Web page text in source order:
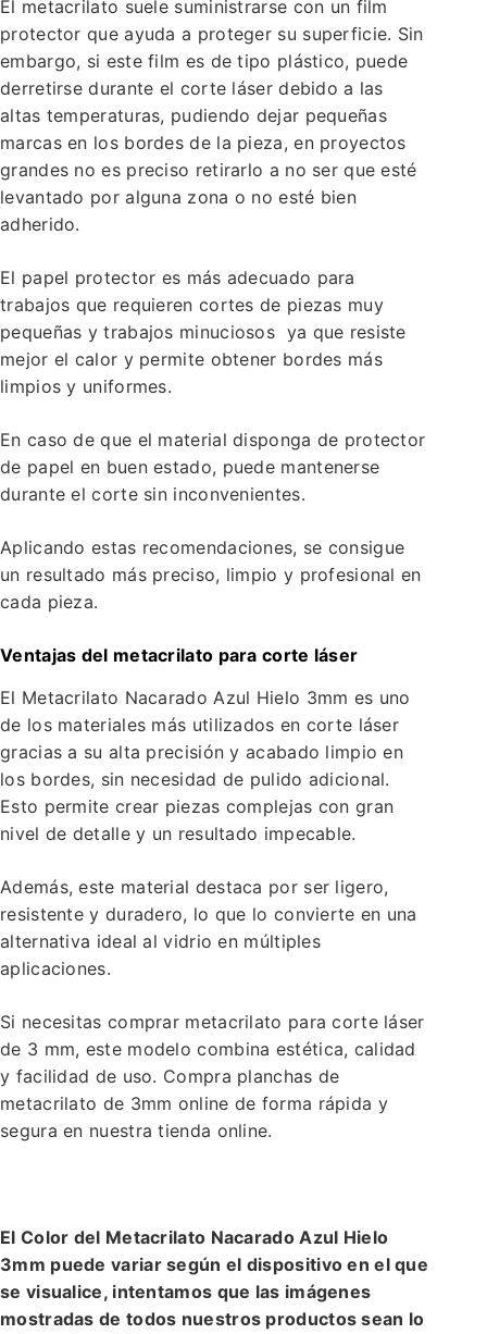
El metacrilato suele suministrarse con un film
protector que ayuda a proteger su superficie. Sin
embargo, si este film es de tipo plástico, puede
derretirse durante el corte láser debido a las
altas temperaturas, pudiendo dejar pequeñas
marcas en los bordes de la pieza, en proyectos
grandes no es preciso retirarlo a no ser que esté
levantado por alguna zona o no esté bien
adherido.
El papel protector es más adecuado para
trabajos que requieren cortes de piezas muy
pequeñas y trabajos minuciosos ya que resiste
mejor el calor y permite obtener bordes más
limpios y uniformes.
En caso de que el material disponga de protector
de papel en buen estado, puede mantenerse
durante el corte sin inconvenientes.
Aplicando estas recomendaciones, se consigue
un resultado más preciso, limpio y profesional en
cada pieza.
Ventajas del metacrilato para corte láser
El Metacrilato Nacarado Azul Hielo 3mm es uno
de los materiales más utilizados en corte láser
gracias a su alta precisión y acabado limpio en
los bordes, sin necesidad de pulido adicional.
Esto permite crear piezas complejas con gran
nivel de detalle y un resultado impecable.
Además, este material destaca por ser ligero,
resistente y duradero, lo que lo convierte en una
alternativa ideal al vidrio en múltiples
aplicaciones.
Si necesitas comprar metacrilato para corte láser
de 3 mm, este modelo combina estética, calidad
y facilidad de uso. Compra planchas de
metacrilato de 3mm online de forma rápida y
segura en nuestra tienda online.
El Color del Metacrilato Nacarado Azul Hielo
3mm puede variar según el dispositivo en el que
se visualice, intentamos que las imágenes
mostradas de todos nuestros productos sean lo